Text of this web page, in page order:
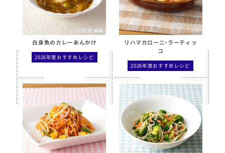
白身魚のカレーあんかけ
2026年度おすすめレシピ
リハマカローニ・ラーティッ
コ
2026年度おすすめレシピ